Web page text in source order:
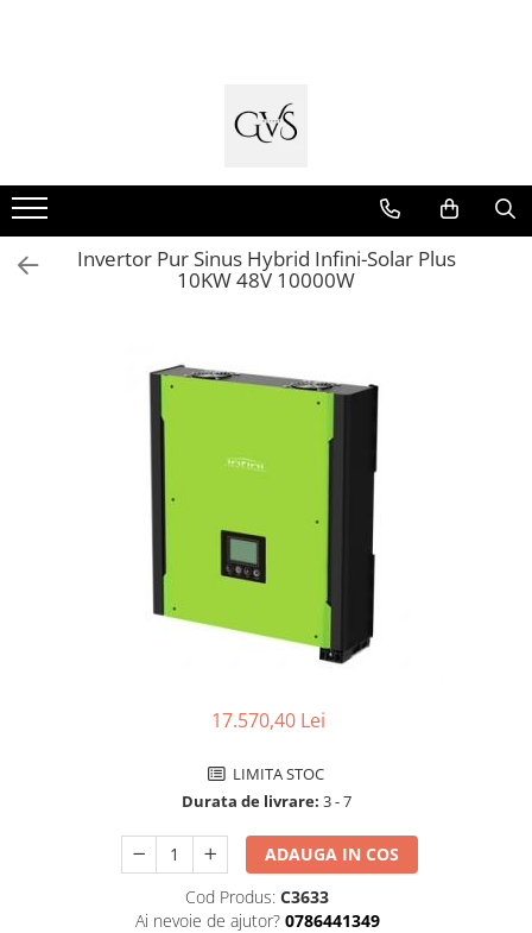
Conductori - Fy - Myf
Cabluri tip Cordon (MYYM)
Cabluri tip CYY-F
Cabluri tip NHXH E90 Halogen Free
Cabluri Internet - TV
Tablouri si Sigurante
Tablouri Organizare
Sigurante Automate
Accesorii Tablou-Sigurante
Relee de comanda si supraveghere
Trasee Cabluri / Accesorii
Invertor Pur Sinus Hybrid Infini-Solar Plus
10KW 48V 10000W
17.570,40 Lei
LIMITA STOC
Durata de livrare: 3 - 7
ADAUGA IN COS
Cod Produs: C3633
Ai nevoie de ajutor? 0786441349